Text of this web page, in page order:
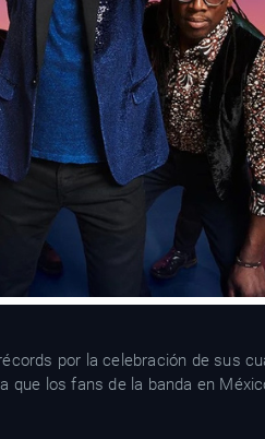
por la celebración de sus
que los fans de la banda en